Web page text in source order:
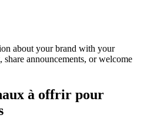
about your brand with your
share announcements, or welcome
à offrir pour